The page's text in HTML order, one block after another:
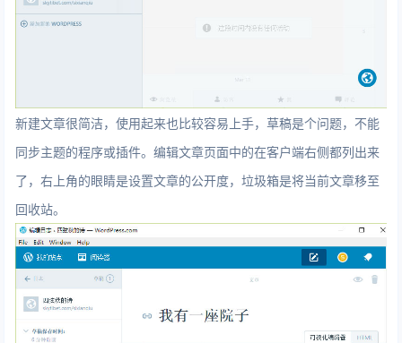
新建文章很简洁，使用起来也比较容易上手，草稿是个问题，不能
同步主题的程序或插件。编辑文章页面中的在客户端右侧都列出来
了，右上角的眼睛是设置文章的公开度，垃圾箱是将当前文章移至
回收站。